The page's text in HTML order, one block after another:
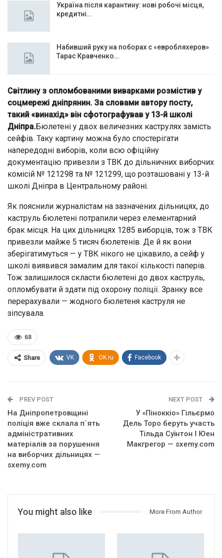
Україна після карантину: нові робочі місця,
кредитні…
Набивший руку на поборах с «евробляхеров»
Тарас Кравченко…
Світлину з опломбованими виварками розмістив у
соцмережі дніпрянин. За словами автору посту,
такий «винахід» він сфотографував у 13-й школі
Дніпра.Бюлетені у двох величезних каструлях замість
сейфів. Таку картину можна було спостерігати
напередодні виборів, коли всю офіційну
документацію привезли з ТВК до дільничних виборчих
комісій № 121298 та № 121299, що розташовані у 13-й
школі Дніпра в Центральному районі.
Як пояснили журналістам на зазначених дільницях, до
каструль бюлетені потрапили через елементарний
брак місця. На цих дільницях 1285 виборців, тож з ТВК
привезли майже 5 тисяч бюлетенів. Де й як вони
зберігатимуться — у ТВК нікого не цікавило, а сейф у
школі виявився замалим для такої кількості паперів.
Тож залишилося скласти бюлетені до двох каструль,
опломбувати й здати під охорону поліції. Зранку все
перерахували — жодного бюлетеня каструля не
зіпсувала.
68
Share VK OK.ru Facebook
PREV POST
На Дніпропетровщині
поліція вже склала п`ять
адміністративних
матеріалів за порушення
на виборчих дільницях —
sxemy.com
NEXT POST
У «Піноккіо» Гільєрмо
Дель Торо беруть участь
Тільда Суїнтон І Юен
Макгрегор — sxemy.com
You might also like More From Author